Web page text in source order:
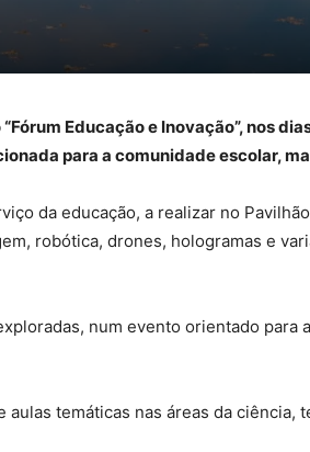
Educação e Inovação”, nos
para a comunidade escolar,
da educação, a realizar no
robótica, drones, hologramas e
num evento orientado
aulas temáticas nas áreas da